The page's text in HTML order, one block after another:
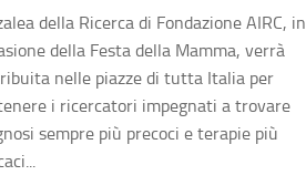
della Ricerca di Fondazione AIRC, in
della Festa della Mamma, verrà
nelle piazze di tutta Italia per
i ricercatori impegnati a trovare
sempre più precoci e terapie più